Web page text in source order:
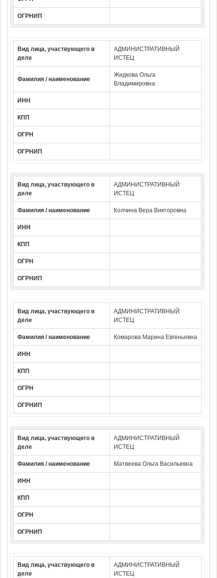
ОГРНИП
Вид лица, участвующего в
деле
АДМИНИСТРАТИВНЫЙ
ИСТЕЦ
Фамилия / наименование
Жидкова Ольга
Владимировна
ИНН
КПП
ОГРН
ОГРНИП
Вид лица, участвующего в
деле
АДМИНИСТРАТИВНЫЙ
ИСТЕЦ
Фамилия / наименование Колчина Вера Викторовна
ИНН
КПП
ОГРН
ОГРНИП
Вид лица, участвующего в
деле
АДМИНИСТРАТИВНЫЙ
ИСТЕЦ
Фамилия / наименование Комарова Марина Евгеньевна
ИНН
КПП
ОГРН
ОГРНИП
Вид лица, участвующего в
деле
АДМИНИСТРАТИВНЫЙ
ИСТЕЦ
Фамилия / наименование Матвеева Ольга Васильевна
ИНН
КПП
ОГРН
ОГРНИП
Вид лица, участвующего в
деле
АДМИНИСТРАТИВНЫЙ
ИСТЕЦ